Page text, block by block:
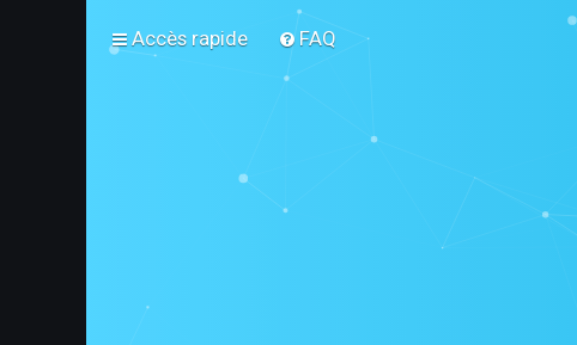
Accès rapide FAQ